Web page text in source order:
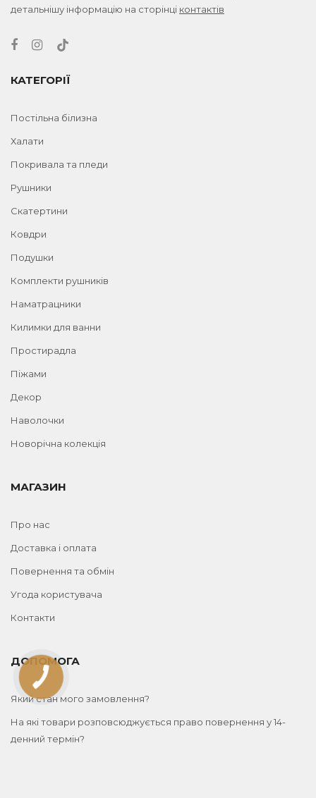
детальнішу інформацію на сторінці контактів
КАТЕГОРІЇ
Постільна білизна
Халати
Покривала та пледи
Рушники
Скатертини
Ковдри
Подушки
Комплекти рушників
Наматрацники
Килимки для ванни
Простирадла
Піжами
Декор
Наволочки
Новорічна колекція
МАГАЗИН
Про нас
Доставка і оплата
Повернення та обмін
Угода користувача
Контакти
ДОПОМОГА
Який стан мого замовлення?
На які товари розповсюджується право повернення у 14-
денний термін?